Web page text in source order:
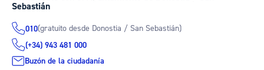
Sebastián
010(gratuito desde Donostia / San Sebastián)
(+34) 943 481 000
Buzón de la ciudadanía